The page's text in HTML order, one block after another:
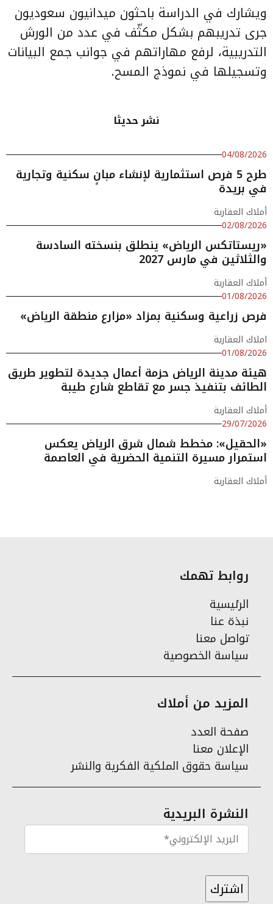
ويشارك في الدراسة باحثون ميدانيون سعوديون
جرى تدريبهم بشكل مكثّف في عدد من الورش
التدريبية، لرفع مهاراتهم في جوانب جمع البيانات
وتسجيلها في نموذج المسح.
نشر حديثا
04/08/2026
طرح 5 فرص استثمارية لإنشاء مبانٍ سكنية وتجارية
في بريدة
أملاك العقارية
02/08/2026
«ريستاتكس الرياض» ينطلق بنسخته السادسة
والثلاثين في مارس 2027
أملاك العقارية
01/08/2026
فرص زراعية وسكنية بمزاد «مزارع منطقة الرياض»
املاك العقارية
01/08/2026
هيئة مدينة الرياض حزمة أعمال جديدة لتطوير طريق
الطائف بتنفيذ جسر مع تقاطع شارع طيبة
أملاك العقارية
29/07/2026
«الحقيل»: مخطط شمال شرق الرياض يعكس
استمرار مسيرة التنمية الحضرية في العاصمة
أملاك العقارية
روابط تهمك
الرئيسية
نبذة عنا
تواصل معنا
سياسة الخصوصية
المزيد من أملاك
صفحة العدد
الإعلان معنا
سياسة حقوق الملكية الفكرية والنشر
النشرة البريدية